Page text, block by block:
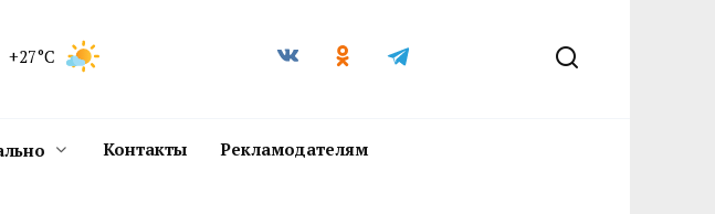
+27°C
Контакты Рекламодателям